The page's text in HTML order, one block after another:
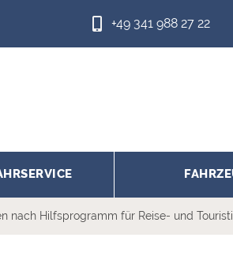
+49 341 988 27 22
nach Hilfsprogramm für Reise- und